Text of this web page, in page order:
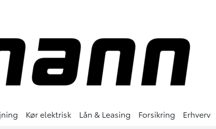
Kør elektrisk Lån & Leasing Forsikring Erhverv